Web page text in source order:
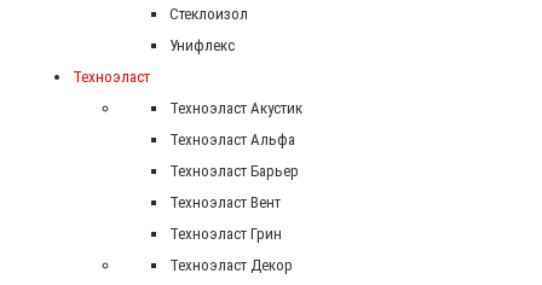
Стеклоизол
Унифлекс
Техноэласт
Техноэласт Акустик
Техноэласт Альфа
Техноэласт Барьер
Техноэласт Вент
Техноэласт Грин
Техноэласт Декор